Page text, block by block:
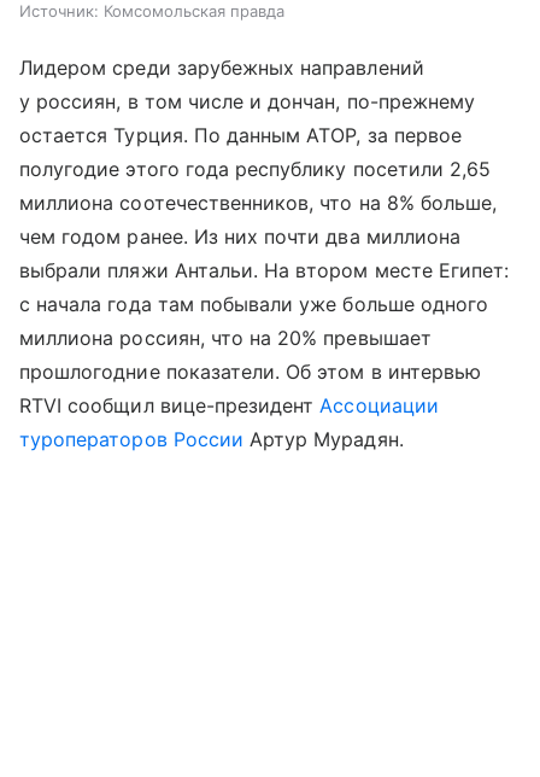
Источник: Комсомольская правда
Лидером среди зарубежных направлений
у россиян, в том числе и дончан, по-прежнему
остается Турция. По данным АТОР, за первое
полугодие этого года республику посетили 2,65
миллиона соотечественников, что на 8% больше,
чем годом ранее. Из них почти два миллиона
выбрали пляжи Антальи. На втором месте Египет:
с начала года там побывали уже больше одного
миллиона россиян, что на 20% превышает
прошлогодние показатели. Об этом в интервью
RTVI сообщил вице-президентАссоциации
туроператоров России Артур Мурадян.